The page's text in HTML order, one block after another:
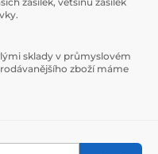
sklady v průmyslovém
zboží máme